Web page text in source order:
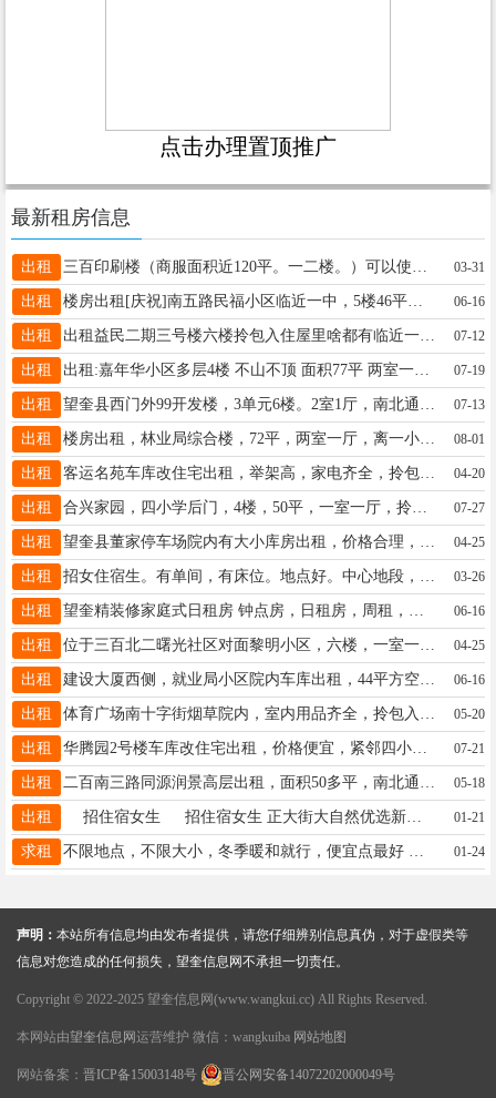
点击办理置顶推广
最新租房信息
出租 03-31
出租 楼房出租[庆祝]南五路民福小区临近一中，5楼46平方，家居齐全，南北通透，电话15045545077 06-16
出租 出租益民二期三号楼六楼拎包入住屋里啥都有临近一中三中有需要的打电话微信同步15845084711 07-12
出租 出租:嘉年华小区多层4楼 不山不顶 面积77平 两室一厅 南北通透 拎包入住 一小六中学区房 距离正大街和办事大厅都近 电话13206904315 07-19
出租 07-13
出租 楼房出租，林业局综合楼，72平，两室一厅，离一小，六中，走路不到五分钟电话☎️，15504551295想租房子?的朋友看看 08-01
出租 客运名苑车库改住宅出租，举架高，家电齐全，拎包入住，有空调，交通便利，联系人王女士，联系电话18057182120。18057182119 04-20
出租 合兴家园，四小学后门，4楼，50平，一室一厅，拎包入住，干净整洁，电话13394552632 07-27
出租 04-25
出租 03-26
出租 06-16
出租 位于三百北二曙光社区对面黎明小区，六楼，一室一厅，南北通透，采光好，不山不顶，拎包入住7000元出租18745598558 04-25
出租 建设大厦西侧，就业局小区院内车库出租，44平方空间大，停车方便，全年4000，车库有装修，电话：18645565959 06-16
出租 05-20
出租 华腾园2号楼车库改住宅出租，价格便宜，紧邻四小学和五中，年租.联系电话15665058519 07-21
出租 05-18
出租 招住宿女生 招住宿女生 正大街大自然优选新店北侧院子里三楼招住宿女生，两人一个屋子，床铺的价格，单间的环境。电话.13845558157，13763789388 01-21
求租 01-24
声明： 本站所有信息均由发布者提供，请您仔细辨别信息真伪，对于虚假类等
信息对您造成的任何损失，望奎信息网不承担一切责任。
Copyright © 2022-2025 望奎信息网(www.wangkui.cc) All Rights Reserved.
本网站由望奎信息网 运营维护 微信：wangkuiba 网站地图
网站备案： 晋ICP备15003148号 晋公网安备14072202000049号